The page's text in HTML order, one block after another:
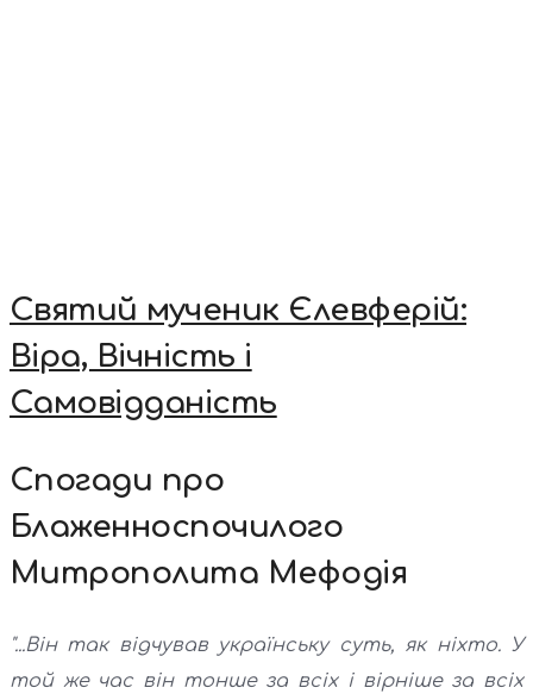
Святий мученик Єлевферій:
Віра, Вічність і
Самовідданість
Спогади про
Блаженноспочилого
Митрополита Мефодія
"...Він так відчував українську суть, як ніхто. У
той же час він тонше за всіх і вірніше за всіх